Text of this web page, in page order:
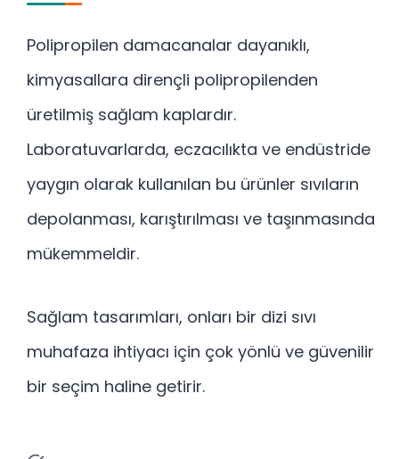
Polipropilen damacanalar dayanıklı,
kimyasallara dirençli polipropilenden
üretilmiş sağlam kaplardır.
Laboratuvarlarda, eczacılıkta ve endüstride
yaygın olarak kullanılan bu ürünler sıvıların
depolanması, karıştırılması ve taşınmasında
mükemmeldir.
Sağlam tasarımları, onları bir dizi sıvı
muhafaza ihtiyacı için çok yönlü ve güvenilir
bir seçim haline getirir.